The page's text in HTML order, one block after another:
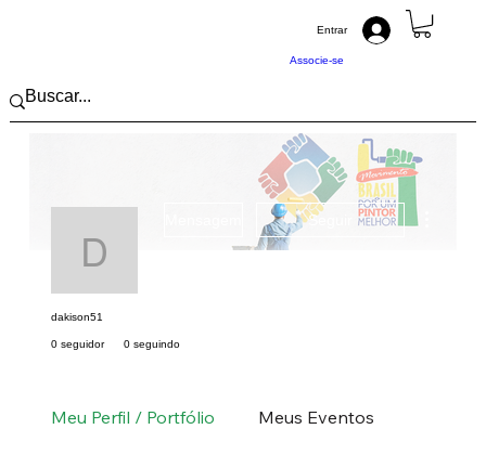
Associe-se
Entrar
dakison51
Seguir
dakison51
0 seguidor 0 seguindo
Meu Perfil / Portfólio Meus Eventos